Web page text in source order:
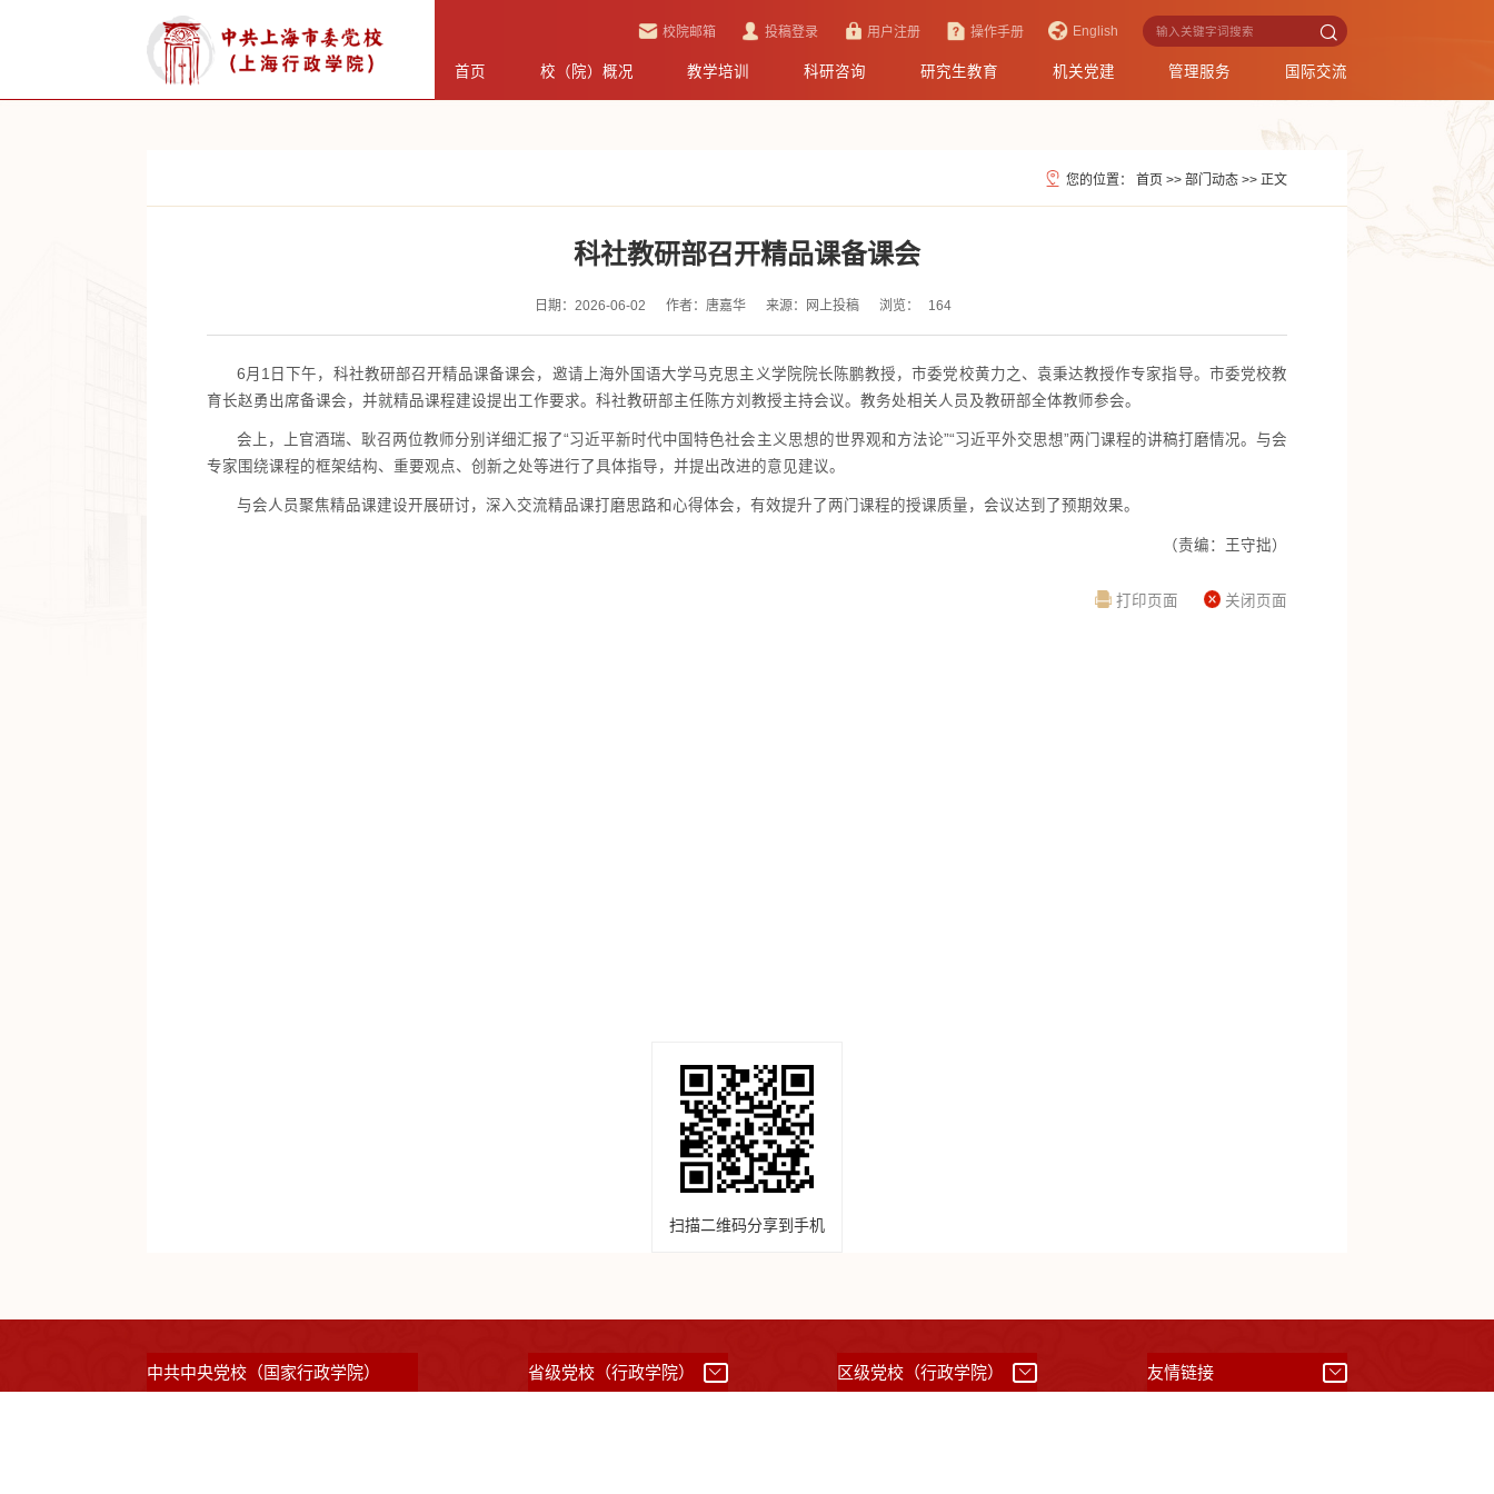
校院邮箱 投稿登录 用户注册 操作手册 English
首页 校（院）概况 教学培训 科研咨询 研究生教育 机关党建 管理服务 国际交流
您的位置： 首页 >> 部门动态 >> 正文
科社教研部召开精品课备课会
日期：2026-06-02 作者：唐嘉华 来源：网上投稿 浏览： 164
6月1日下午，科社教研部召开精品课备课会，邀请上海外国语大学马克思主义学院院长陈鹏教授，市委党校黄力之、袁秉达教授作专家指导。市委党校教
育长赵勇出席备课会，并就精品课程建设提出工作要求。科社教研部主任陈方刘教授主持会议。教务处相关人员及教研部全体教师参会。
会上，上官酒瑞、耿召两位教师分别详细汇报了“习近平新时代中国特色社会主义思想的世界观和方法论”“习近平外交思想”两门课程的讲稿打磨情况。与会
专家围绕课程的框架结构、重要观点、创新之 处等进行了具体指导，并提出改进的意见建议。
与会人员聚焦精品课建设开展研讨，深入交流精品课打磨思路和心得体会，有效提升了两门课程的授课质量，会议达到了预期效果。
（责编：王守拙）
打印页面 关闭页面
扫描二维码分享到手机
中共中央党校（国家行政学院） 省级党校（行政学院） 区级党校（行政学院） 友情链接